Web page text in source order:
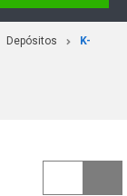
Depósitos
K-